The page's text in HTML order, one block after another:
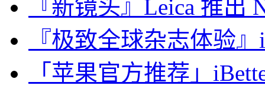
『新镜头』Leica 推出
『极致全球杂志体验
「苹果官方推荐」